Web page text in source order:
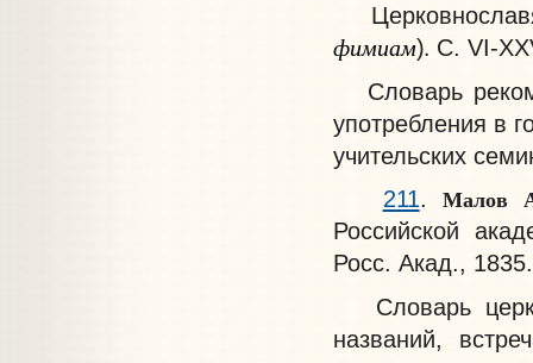
фимиам). С. VI-
Словарь
употребления в
учительских
211. Малов
Российской
Росс. Акад.,
Словарь
названий,